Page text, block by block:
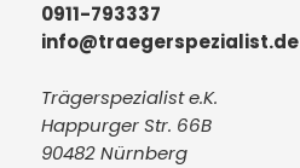
0911-793337
info@traegerspezialist.de
Trägerspezialist e.K.
Happurger Str. 66B
90482 Nürnberg